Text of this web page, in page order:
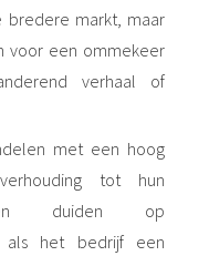
bredere markt, maar
voor een ommekeer
verhaal of
met een hoog
tot hun
duiden op
als het bedrijf een